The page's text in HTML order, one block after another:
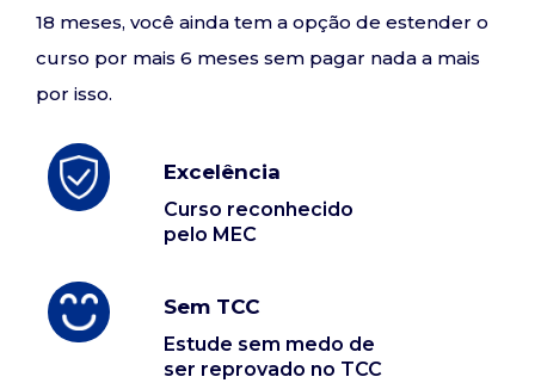
18 meses, você ainda tem a opção de estender o
curso por mais 6 meses sem pagar nada a mais
por isso.
Excelência
Curso reconhecido
pelo MEC
Sem TCC
Estude sem medo de
ser reprovado no TCC